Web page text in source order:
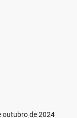
outubro de 2024